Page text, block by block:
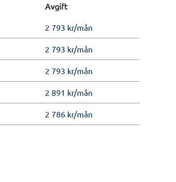
Avgift
2 793 kr/mån
2 793 kr/mån
2 793 kr/mån
2 891 kr/mån
2 786 kr/mån